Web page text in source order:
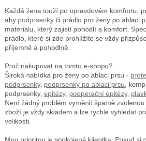
Každá žena touží po opravdovém komfortu,
aby podprsenky či prádlo pro ženy po ablaci
materiálu, který zajistí pohodlí a komfort.
prádlo, které si zde prohlížíte se vždy
příjemně a pohodlně.
Proč nakupovat na tomto e-shopu?
Široká nabídka pro ženy po ablaci prsu -
podprsenky, podprsenky po ablaci prsu ,
podprsenky, epitézy, pooperační epitézy,
Není žádný problém vyměnit špatně
zboží je vždy skladem a lze rychle vyhledat
velikosti.